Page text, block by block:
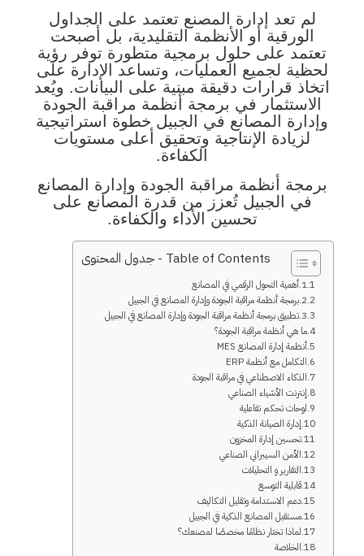
لم تعد إدارة المصنع تعتمد على الجداول
الورقية أو الأنظمة التقليدية، بل أصبحت
تعتمد على حلول برمجية متطورة توفر رؤية
لحظية لجميع العمليات، وتساعد الإدارة على
اتخاذ قرارات دقيقة مبنية على البيانات. ويُعد
الاستثمار في برمجة أنظمة مراقبة الجودة
وإدارة المصانع في الجبيل خطوة استراتيجية
لزيادة الإنتاجية وتحقيق أعلى مستويات
الكفاءة.
برمجة أنظمة مراقبة الجودة وإدارة المصانع
في الجبيل تُعزز من قدرة المصانع على
تحسين الأداء والكفاءة.
Table of Contents - جدول المحتوى
1.أهمية التحول الرقمي في المصانع
2.برمجة أنظمة مراقبة الجودة وإدارة المصانع في الجبيل
3.تطبيق برمجة أنظمة مراقبة الجودة وإدارة المصانع في الجبيل
ما هي أنظمة مراقبة الجودة؟
أنظمة إدارة المصانع MES
التكامل مع أنظمة ERP
الذكاء الاصطناعي في مراقبة الجودة
إنترنت الأشياء الصناعي
لوحات تحكم تفاعلية
إدارة الصيانة الذكية
تحسين إدارة المخزون
الأمن السيبراني الصناعي
التقارير و التحليلات
قابلية التوسع
دعم الاستدامة وتقليل التكاليف
مستقبل المصانع الذكية في الجبيل
لماذا تختار نظامًا مخصصًا لمصنعك؟
الخلاصة